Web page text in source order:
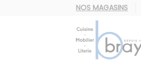
NOS MAGASINS